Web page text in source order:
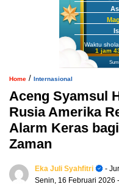
Waktu
1 jam
Home / Internasional
Aceng Syamsul
Rusia Amerika
Alarm Keras
Zaman
Eka Juli Syahfitri
-
Senin, 16 Februari 2026